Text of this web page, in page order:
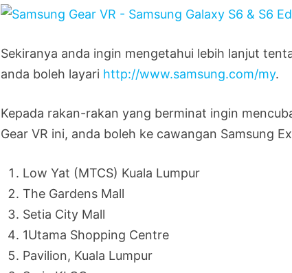
Sekiranya anda ingin mengetahui lebih lanjut
anda boleh layari http://www.samsung.com/my.
Kepada rakan-rakan yang berminat ingin
Gear VR ini, anda boleh ke cawangan Samsung
Low Yat (MTCS) Kuala Lumpur
The Gardens Mall
Setia City Mall
1Utama Shopping Centre
Pavilion, Kuala Lumpur